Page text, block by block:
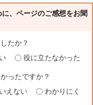
、ページのご感想をお聞
たか？
役に立たなかった
ったですか？
えない
わかりにく